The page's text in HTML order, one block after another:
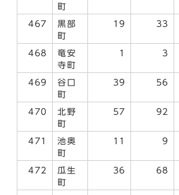
町
467
黒部
町
19 33
468
竜安
寺町
1 3
469
谷口
町
39 56
470
北野
町
57 92
471
池奥
町
11 9
472
瓜生
町
36 68